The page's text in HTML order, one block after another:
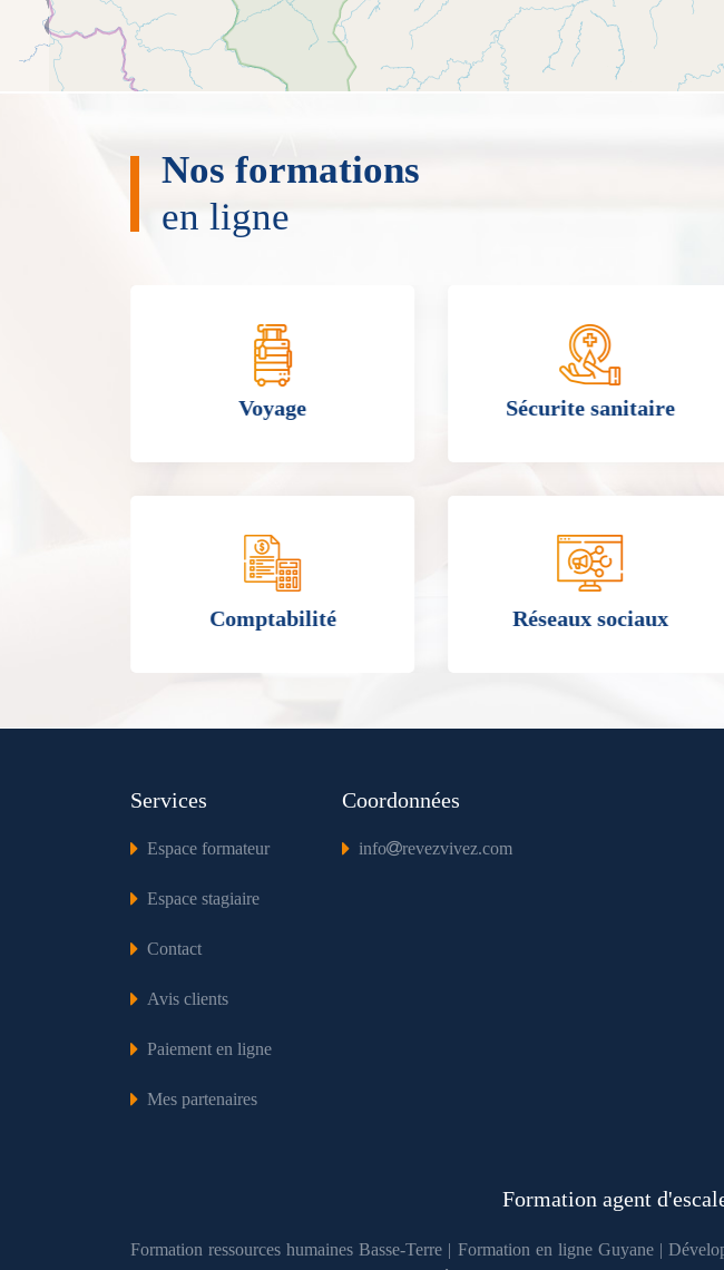
Nos formations
en ligne
Voyage
Comptabilité
Sécurite sanitaire
Réseaux sociaux
Services
Espace formateur
Espace stagiaire
Contact
Avis clients
Paiement en ligne
Mes partenaires
Coordonnées
info revezvivez.com
Formation agent
Formation ressources humaines Basse-Terre | Formation en ligne Guyane|